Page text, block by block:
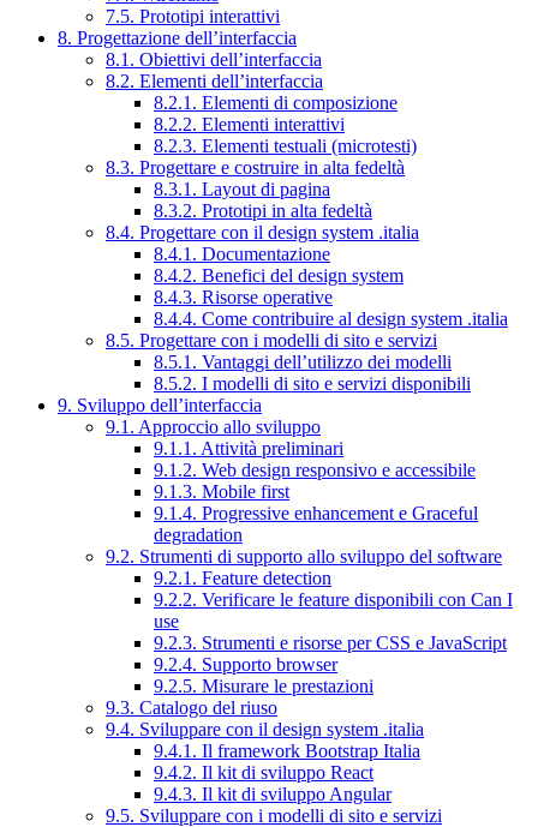
7.5. Prototipi interattivi
8. Progettazione dell’interfaccia
8.1. Obiettivi dell’interfaccia
8.2. Elementi dell’interfaccia
8.2.1. Elementi di composizione
8.2.2. Elementi interattivi
8.2.3. Elementi testuali (microtesti)
8.3. Progettare e costruire in alta fedeltà
8.3.1. Layout di pagina
8.3.2. Prototipi in alta fedeltà
8.4. Progettare con il design system .italia
8.4.1. Documentazione
8.4.2. Benefici del design system
8.4.3. Risorse operative
8.4.4. Come contribuire al design system .italia
8.5. Progettare con i modelli di sito e servizi
8.5.1. Vantaggi dell’utilizzo dei modelli
8.5.2. I modelli di sito e servizi disponibili
9. Sviluppo dell’interfaccia
9.1. Approccio allo sviluppo
9.1.1. Attività preliminari
9.1.2. Web design responsivo e accessibile
9.1.3. Mobile first
9.1.4. Progressive enhancement e Graceful
degradation
9.2. Strumenti di supporto allo sviluppo del software
9.2.1. Feature detection
9.2.2. Verificare le feature disponibili con Can I
use
9.2.3. Strumenti e risorse per CSS e JavaScript
9.2.4. Supporto browser
9.2.5. Misurare le prestazioni
9.3. Catalogo del riuso
9.4. Sviluppare con il design system .italia
9.4.1. Il framework Bootstrap Italia
9.4.2. Il kit di sviluppo React
9.4.3. Il kit di sviluppo Angular
9.5. Sviluppare con i modelli di sito e servizi